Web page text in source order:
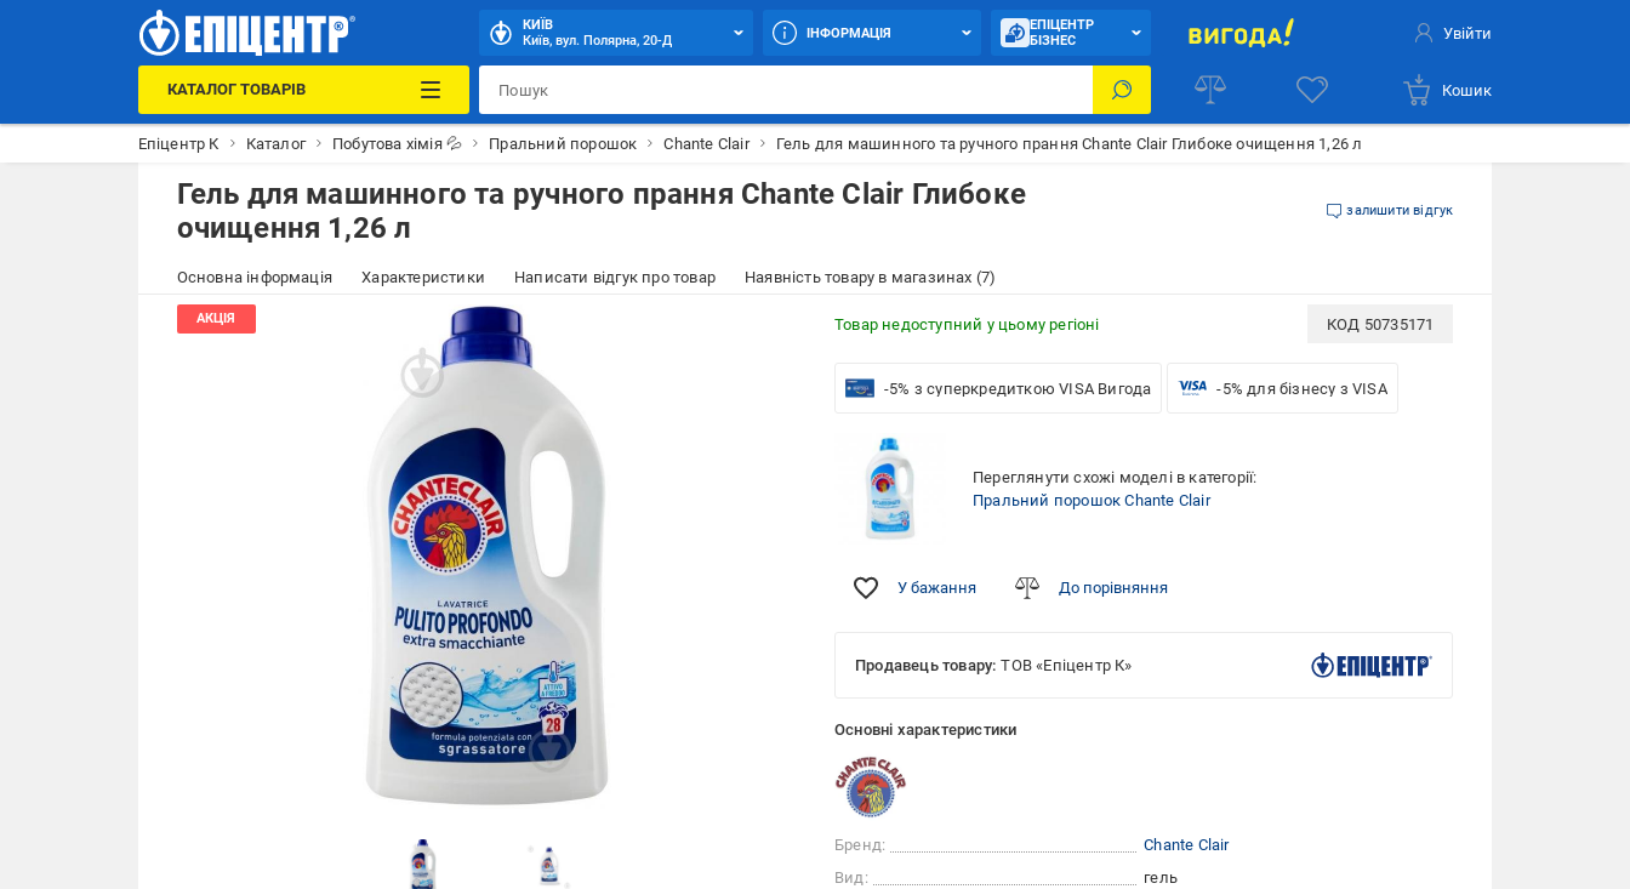
КИЇВ
Київ, вул. Полярна, 20-Д
ІНФОРМАЦІЯ
ЕПІЦЕНТР
БІЗНЕС
Увійти
КАТАЛОГ ТОВАРІВ Кошик
Епіцентр К Каталог Побутова хімія 💦 Пральний порошок Chante Clair Гель для машинного та ручного прання Chante Clair Глибоке очищення 1,26 л
Гель для машинного та ручного прання Chante Clair Глибоке
очищення 1,26 л
залишити відгук
Основна інформація Характеристики Написати відгук про товар Наявність товару в магазинах (7)
Товар недоступний у цьому регіоні КОД 50735171
-5% з суперкредиткою VISA Вигода -5% для бізнесу з VISA
Переглянути схожі моделі в категорії:
Пральний порошок Chante Clair
У бажання До порівняння
Продавець товару: ТОВ «Епіцентр К»
Основні характеристики
Бренд:
Chante Clair
Вид:
гель